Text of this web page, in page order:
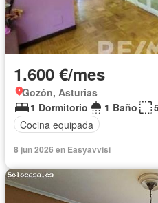
1.600 €/mes
Gozón, Asturias
1 Dormitorio
1 Baño
Cocina equipada
8 jun 2026 en Easyavvisi